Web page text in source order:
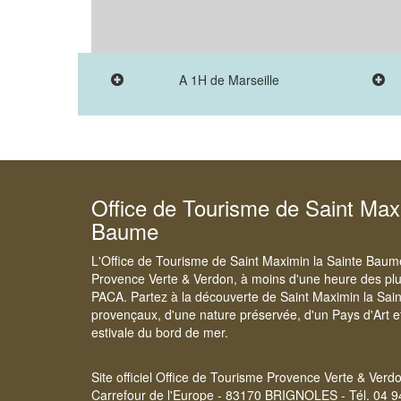
A 1H de Marseille
Office de Tourisme de Saint
Baume
L'Office de Tourisme de Saint Maximin la Sainte
Provence Verte & Verdon, à moins d'une heure des
PACA. Partez à la découverte de Saint Maximin la
provençaux, d'une nature préservée, d'un Pays d'Art
estivale du bord de mer.
Site officiel Office de Tourisme Provence Verte &
Carrefour de l'Europe - 83170 BRIGNOLES - Tél. 04